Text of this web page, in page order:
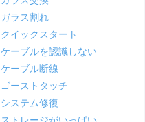
ガラス割れ
クイックスタート
ケーブルを認識しない
ケーブル断線
ゴーストタッチ
システム修復
ストレージがいっぱい